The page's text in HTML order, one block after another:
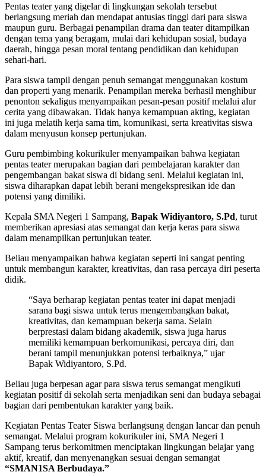
Pentas teater yang digelar di lingkungan sekolah tersebut
berlangsung meriah dan mendapat antusias tinggi dari para siswa
maupun guru. Berbagai penampilan drama dan teater ditampilkan
dengan tema yang beragam, mulai dari kehidupan sosial, budaya
daerah, hingga pesan moral tentang pendidikan dan kehidupan
sehari-hari.
Para siswa tampil dengan penuh semangat menggunakan kostum
dan properti yang menarik. Penampilan mereka berhasil menghibur
penonton sekaligus menyampaikan pesan-pesan positif melalui alur
cerita yang dibawakan. Tidak hanya kemampuan akting, kegiatan
ini juga melatih kerja sama tim, komunikasi, serta kreativitas siswa
dalam menyusun konsep pertunjukan.
Guru pembimbing kokurikuler menyampaikan bahwa kegiatan
pentas teater merupakan bagian dari pembelajaran karakter dan
pengembangan bakat siswa di bidang seni. Melalui kegiatan ini,
siswa diharapkan dapat lebih berani mengekspresikan ide dan
potensi yang dimiliki.
Kepala SMA Negeri 1 Sampang, Bapak Widiyantoro, S.Pd, turut
memberikan apresiasi atas semangat dan kerja keras para siswa
dalam menampilkan pertunjukan teater.
Beliau menyampaikan bahwa kegiatan seperti ini sangat penting
untuk membangun karakter, kreativitas, dan rasa percaya diri peserta
didik.
“Saya berharap kegiatan pentas teater ini dapat menjadi
sarana bagi siswa untuk terus mengembangkan bakat,
kreativitas, dan kemampuan bekerja sama. Selain
berprestasi dalam bidang akademik, siswa juga harus
memiliki kemampuan berkomunikasi, percaya diri, dan
berani tampil menunjukkan potensi terbaiknya,” ujar
Bapak Widiyantoro, S.Pd.
Beliau juga berpesan agar para siswa terus semangat mengikuti
kegiatan positif di sekolah serta menjadikan seni dan budaya sebagai
bagian dari pembentukan karakter yang baik.
Kegiatan Pentas Teater Siswa berlangsung dengan lancar dan penuh
semangat. Melalui program kokurikuler ini, SMA Negeri 1
Sampang terus berkomitmen menciptakan lingkungan belajar yang
aktif, kreatif, dan menyenangkan sesuai dengan semangat
“SMAN1SA Berbudaya.”